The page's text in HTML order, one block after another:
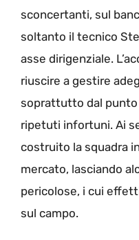
sconcertanti, sul
soltanto il tecnico
asse dirigenziale.
riuscire a gestire
soprattutto dal
ripetuti infortuni. Ai
costruito la squadra
mercato, lasciando
pericolose, i cui
sul campo.